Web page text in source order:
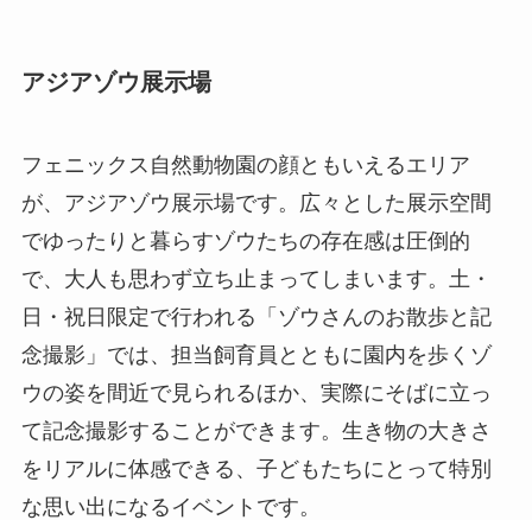
アジアゾウ展示場
フェニックス自然動物園の顔ともいえるエリア
が、アジアゾウ展示場です。広々とした展示空間
でゆったりと暮らすゾウたちの存在感は圧倒的
で、大人も思わず立ち止まってしまいます。土・
日・祝日限定で行われる「ゾウさんのお散歩と記
念撮影」では、担当飼育員とともに園内を歩くゾ
ウの姿を間近で見られるほか、実際にそばに立っ
て記念撮影することができます。生き物の大きさ
をリアルに体感できる、子どもたちにとって特別
な思い出になるイベントです。